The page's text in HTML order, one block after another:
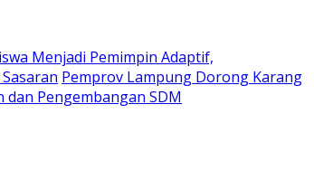
Menjadi Pemimpin Adaptif,
Pemprov Lampung Dorong Karang
Pengembangan SDM